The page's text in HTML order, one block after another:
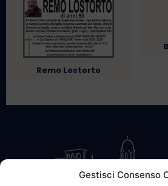
Gestisci Consenso
Remo Lostorto